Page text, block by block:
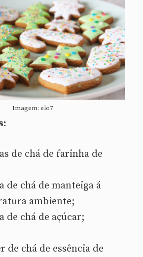
Imagem: elo7
de chá de farinha de
de chá de manteiga á
ambiente;
de chá de açúcar;
de chá de essência de